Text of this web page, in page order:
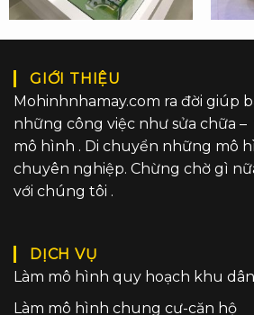
GIỚI THIỆU
Mohinhnhamay.com ra đời giúp
những công việc như sửa chữa
mô hình . Di chuyển những mô
chuyên nghiệp. Chừng chờ gì
với chúng tôi .
DỊCH VỤ
Làm mô hình quy hoạch khu
Làm mô hình chung cư-căn hộ